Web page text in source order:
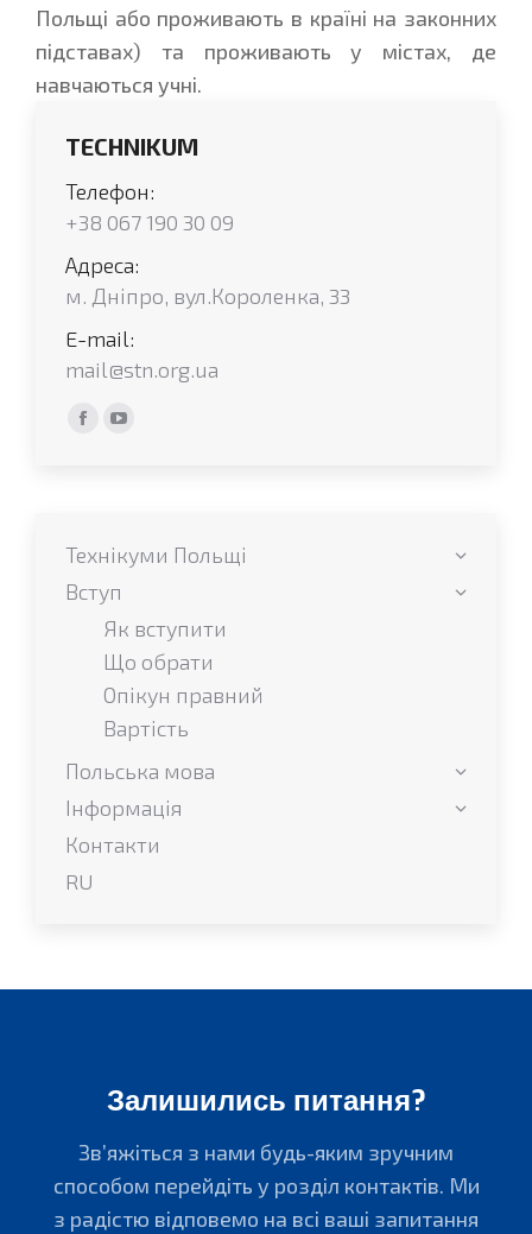
Польщі або проживають в країні на законних
підставах) та проживають у містах, де
навчаються учні.
TECHNIKUM
Телефон:
+38 067 190 30 09
Адреса:
м. Дніпро, вул.Короленка, 33
E-mail:
mail@stn.org.ua
Find us on:
Facebook
новому
вікні
новому
вікні
Технікуми Польщі
Вступ
Як вступити
Що обрати
Опікун правний
Вартість
Польська мова
Інформація
Контакти
RU
Залишились питання?
Зв’яжіться з нами будь-яким зручним
способом перейдіть у розділ контактів. Ми
з радістю відповемо на всі ваші запитання